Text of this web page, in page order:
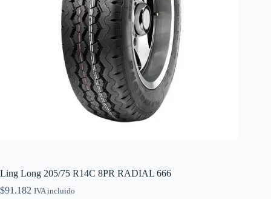
Ling Long 205/75 R14C 8PR RADIAL 666
$91.182 IVA incluido